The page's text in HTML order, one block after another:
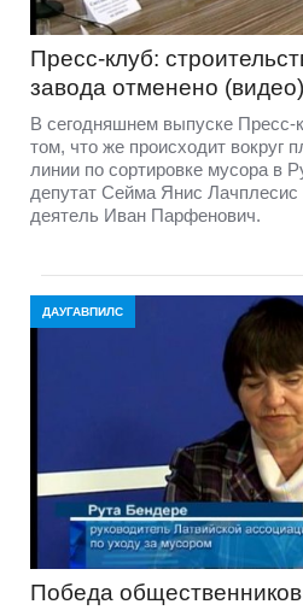
Пресс-клуб:
завода отменено (видео)
В сегодняшнем выпуске Пресс-
том, что же происходит вокруг
линии по сортировке мусора в
депутат Сейма Янис
деятель Иван Парфенович.
ДАУГАВПИЛС
Победа